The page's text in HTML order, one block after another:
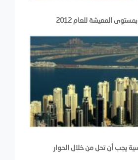
المعيشة للعام 2012
يجب أن تحل من خلال الحوار